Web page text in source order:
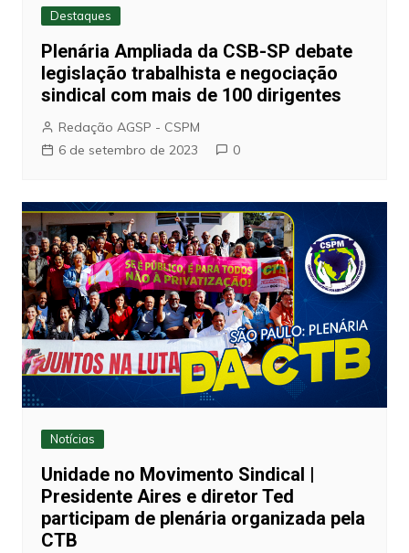
Destaques
Plenária Ampliada da CSB-SP debate
legislação trabalhista e negociação
sindical com mais de 100 dirigentes
Redação AGSP - CSPM
6 de setembro de 2023
0
Notícias
Unidade no Movimento Sindical |
Presidente Aires e diretor Ted
participam de plenária organizada pela
CTB